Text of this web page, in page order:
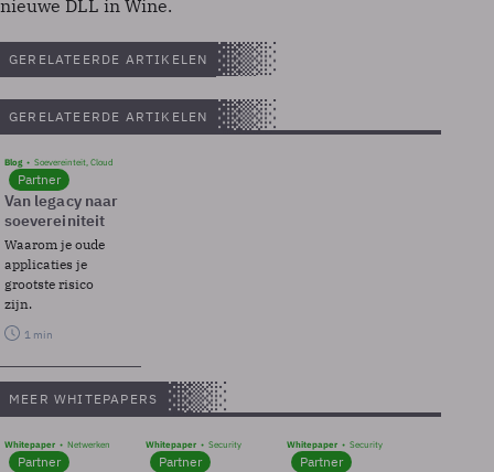
nieuwe DLL in Wine.
GERELATEERDE ARTIKELEN
GERELATEERDE ARTIKELEN
Blog Soevereinteit, Cloud
Partner
Van legacy naar
soevereiniteit
Waarom je oude
applicaties je
grootste risico
zijn.
1 min
MEER WHITEPAPERS
Whitepaper Netwerken
Partner
Whitepaper Security
Partner
Whitepaper Security
Partner